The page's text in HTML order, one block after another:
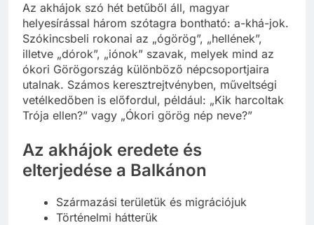
Az akhájok szó hét betűből áll, magyar
helyesírással három szótagra bontható: a-khá-jok.
Szókincsbeli rokonai az „ógörög”, „hellének”,
illetve „dórok”, „iónok” szavak, melyek mind az
ókori Görögország különböző népcsoportjaira
utalnak. Számos keresztrejtvényben, műveltségi
vetélkedőben is előfordul, például: „Kik harcoltak
Trója ellen?” vagy „Ókori görög nép neve?”
Az akhájok eredete és
elterjedése a Balkánon
Származási területük és migrációjuk
Történelmi hátterük